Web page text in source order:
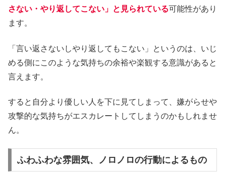
さない・やり返してこない」と見られている可能性があり
ます。
「言い返さないしやり返してもこない」というのは、いじ
める側にこのような気持ちの余裕や楽観する意識があると
言えます。
すると自分より優しい人を下に見てしまって、嫌がらせや
攻撃的な気持ちがエスカレートしてしまうのかもしれませ
ん。
ふわふわな雰囲気、ノロノロの行動によるもの